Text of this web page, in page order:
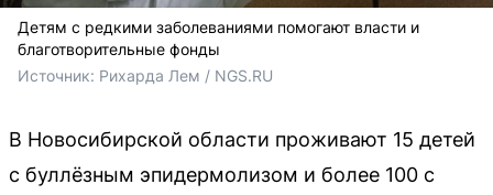
Детям с редкими заболеваниями помогают власти и
благотворительные фонды
Источник: Рихарда Лем / NGS.RU
В Новосибирской области проживают 15 детей
с буллёзным эпидермолизом и более 100 с